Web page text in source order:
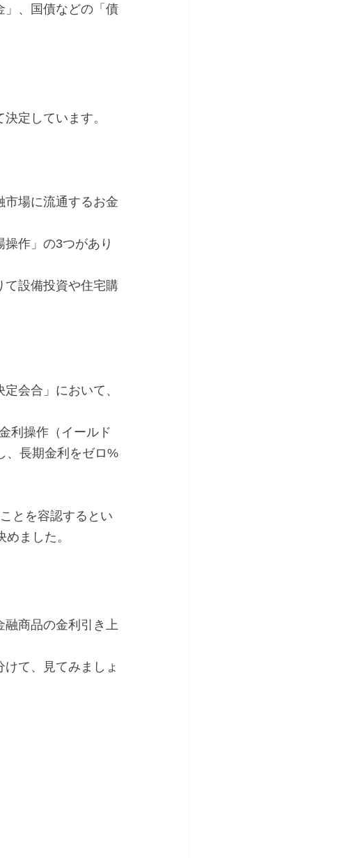
」、国債などの「債
定しています。
市場に流通するお金
作」の3つがあり
て設備投資や住宅購
会合」において、
利操作（イールド
、長期金利をゼロ%
とを容認するとい
ました。
融商品の金利引き上
て、見てみましょ